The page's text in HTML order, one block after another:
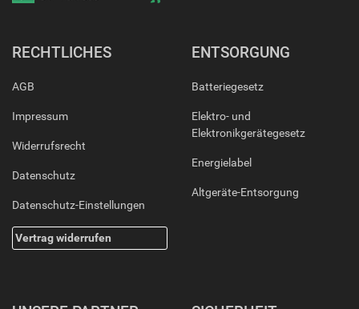
RECHTLICHES
AGB
Impressum
Widerrufsrecht
Datenschutz
Datenschutz-Einstellungen
Vertrag widerrufen
ENTSORGUNG
Batteriegesetz
Elektro- und
Elektronikgerätegesetz
Energielabel
Altgeräte-Entsorgung